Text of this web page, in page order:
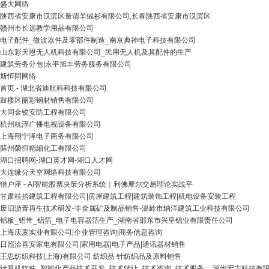
盛大网络
陕西省安康市汉滨区量谓羊绒衫有限公司,长春陕西省安康市汉滨区
赣州市长远教学用品有限公司
电子配件_微波器件及零部件制造_南京典神电子科技有限公司
山东彩天恩无人机科技有限公司_民用无人机及其配件的生产
建筑劳务分包|永平旭丰劳务服务有限公司
斯恒同网络
首页 - 湖北省迪航科科技有限公司
鼓楼区丽彩钢材销售有限公司
大同金锁安防工程有限公司
杭州杭淳广播电视设备有限公司
上海翔宁泽电子商务有限公司
蘇州榮恒精細化工有限公司
湖口招聘网-湖口英才网-湖口人才网
大连缘分天空网络科技有限公司
猎户座 - AI智能股票决策分析系统｜利佛摩尔交易理论实战平
甘肃桂拾建筑工程有限公司|房屋建筑工程|建筑装饰工程|机电设备安装工程
废旧沥青再生技术研发-非金属矿及制品销售-温岭市纳洋建筑工业科技有限公司
铝板_铝带_铝箔_电子电容器箔生产_湖南省邵东市兴皇铝业有限责任公司
上海庆麦实业有限公司|企业管理咨询|商务信息咨询
日照洽喜安家电有限公司|家用电器|电子产品|通讯器材销售
王思纺织科技(上海)有限公司 纺织品 针纺织品及原料销售